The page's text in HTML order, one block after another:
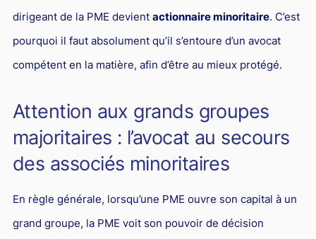
dirigeant de la PME devient actionnaire minoritaire. C’est
pourquoi il faut absolument qu’il s’entoure d’un avocat
compétent en la matière, afin d’être au mieux protégé.
Attention aux grands groupes
majoritaires : l’avocat au secours
des associés minoritaires
En règle générale, lorsqu’une PME ouvre son capital à un
grand groupe, la PME voit son pouvoir de décision